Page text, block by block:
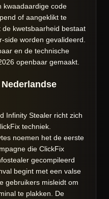
kwaadaardige code
of aangeklikt te
kwetsbaarheid bestaat
side worden gevalideerd.
en de technische
openbaar gemaakt.
Infinity Stealer richt zich
techniek.
noemen het de eerste
die ClickFix
gecompileerd
begint met een valse
gebruikers misleidt om
te plakken. De